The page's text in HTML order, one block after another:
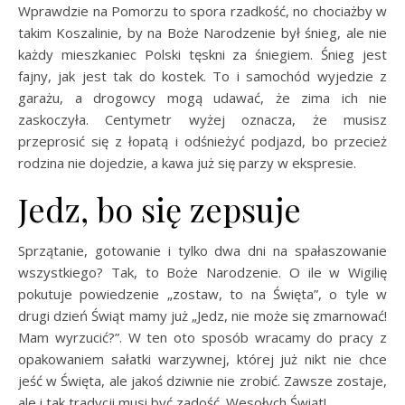
Wprawdzie na Pomorzu to spora rzadkość, no chociażby w
takim Koszalinie, by na Boże Narodzenie był śnieg, ale nie
każdy mieszkaniec Polski tęskni za śniegiem. Śnieg jest
fajny, jak jest tak do kostek. To i samochód wyjedzie z
garażu, a drogowcy mogą udawać, że zima ich nie
zaskoczyła. Centymetr wyżej oznacza, że musisz
przeprosić się z łopatą i odśnieżyć podjazd, bo przecież
rodzina nie dojedzie, a kawa już się parzy w ekspresie.
Jedz, bo się zepsuje
Sprzątanie, gotowanie i tylko dwa dni na spałaszowanie
wszystkiego? Tak, to Boże Narodzenie. O ile w Wigilię
pokutuje powiedzenie „zostaw, to na Święta”, o tyle w
drugi dzień Świąt mamy już „Jedz, nie może się zmarnować!
Mam wyrzucić?”. W ten oto sposób wracamy do pracy z
opakowaniem sałatki warzywnej, której już nikt nie chce
jeść w Święta, ale jakoś dziwnie nie zrobić. Zawsze zostaje,